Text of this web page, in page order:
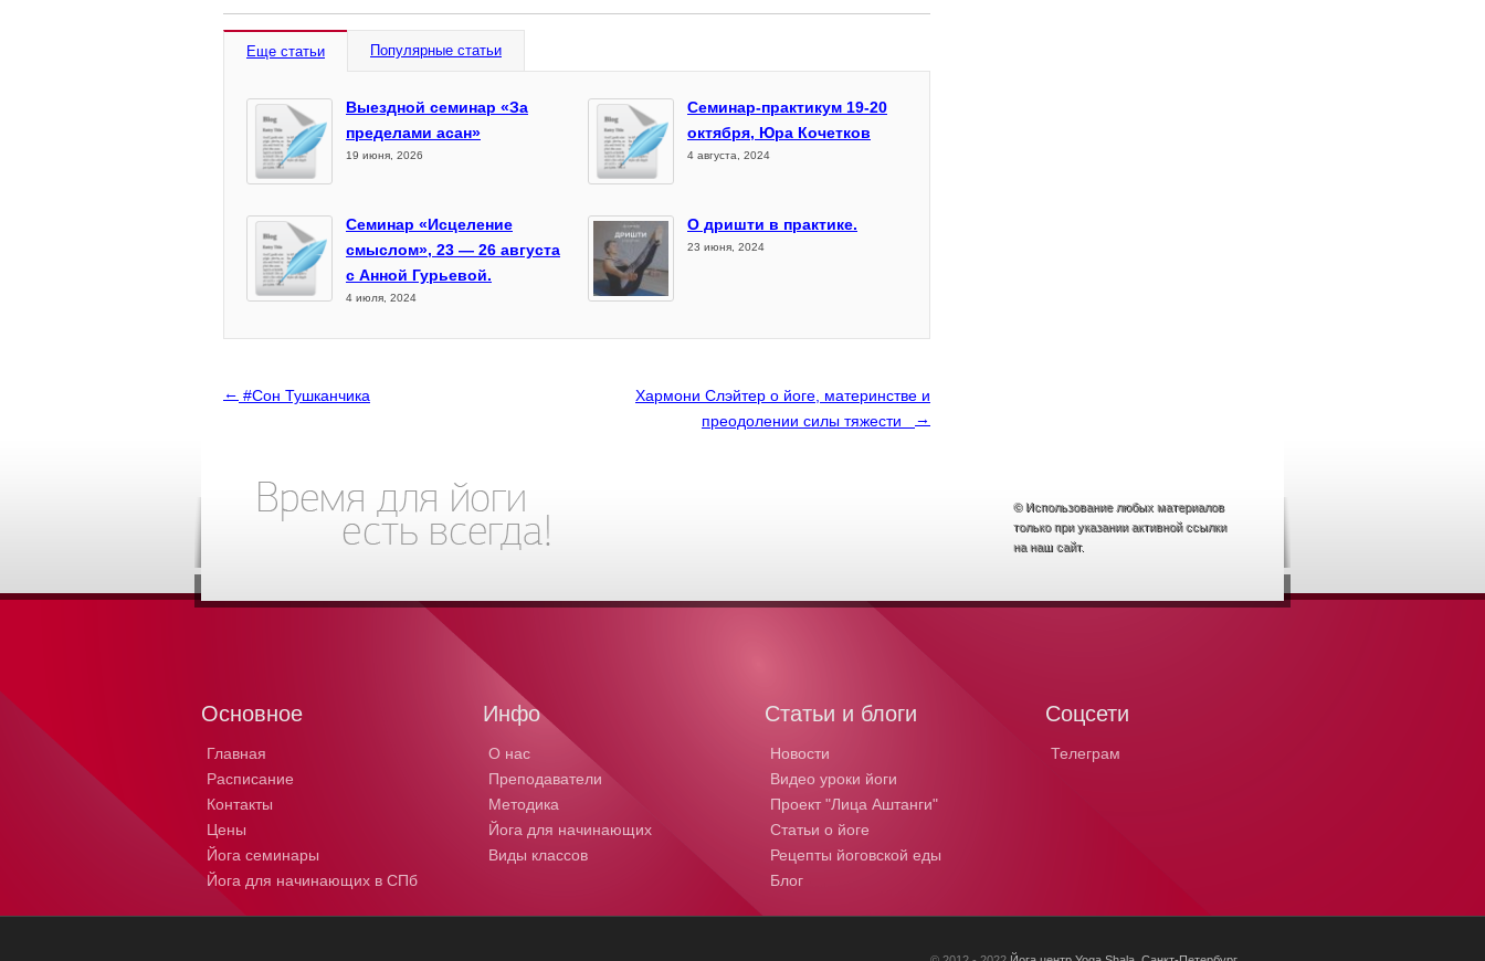
Еще статьи Популярные статьи
Выездной семинар «За
пределами асан»
19 июня, 2026
Семинар-практикум 19-20
октября, Юра Кочетков
4 августа, 2024
Семинар «Исцеление
смыслом», 23 — 26 августа
с Анной Гурьевой.
4 июля, 2024
О дришти в практике.
23 июня, 2024
← #Сон Тушканчика
Хармони Слэйтер о йоге, материнстве и
преодолении силы тяжести
→
© Использование любых материалов
только при указании активной ссылки
на наш сайт.
Основное
Главная
Расписание
Контакты
Цены
Йога семинары
Йога для начинающих в СПб
Инфо
О нас
Преподаватели
Методика
Йога для начинающих
Виды классов
Статьи и блоги
Новости
Видео уроки йоги
Проект "Лица Аштанги"
Статьи о йоге
Рецепты йоговской еды
Блог
Соцсети
Телеграм